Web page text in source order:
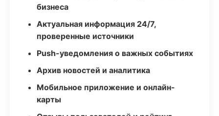
бизнеса
Актуальная информация 24/7,
проверенные источники
Push-уведомления о важных событиях
Архив новостей и аналитика
Мобильное приложение и онлайн-
карты